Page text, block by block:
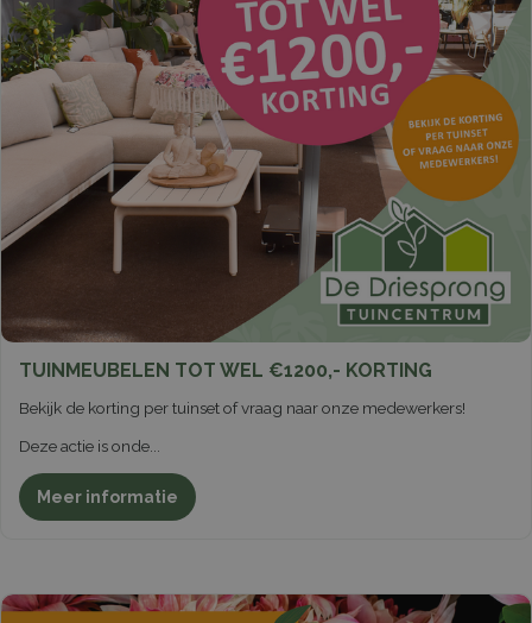
TUINMEUBELEN TOT WEL €1200,- KORTING
Bekijk de korting per tuinset of vraag naar onze medewerkers!
Deze actie is onde
Meer informatie